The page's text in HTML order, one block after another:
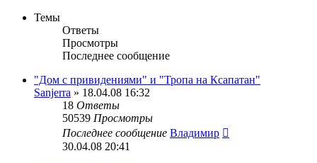
Темы
Ответы
Просмотры
Последнее сообщение
"Дом с привидениями" и "Тропа на Ксапатан"
Sanjerra » 18.04.08 16:32
18 Ответы
50539 Просмотры
Последнее сообщение Владимир
30.04.08 20:41